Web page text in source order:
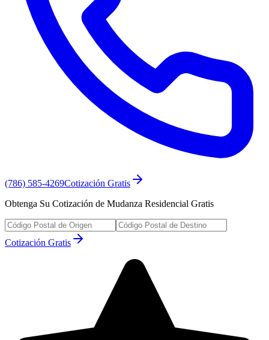
(786) 585-4269Cotización Gratis
Obtenga Su Cotización de Mudanza Residencial Gratis
Cotización Gratis